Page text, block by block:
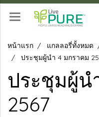
หน้าแรก แกลลอรี่ทั้งหมด
ประชุมผู้นำ 4 มกราคม
ประชุมผู้น
2567